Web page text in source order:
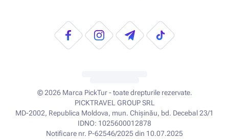
© 2026 Marca PickTur - toate drepturile rezervate.
PICKTRAVEL GROUP SRL
MD-2002, Republica Moldova, mun. Chișinău, bd. Decebal 23/1
IDNO: 1025600012878
Notificare nr. P-62546/2025 din 10.07.2025